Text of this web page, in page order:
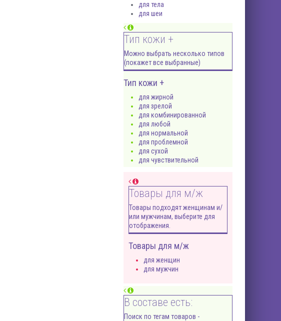
для тела
для шеи
Тип кожи +
Можно выбрать несколько типов
(покажет все выбранные)
Тип кожи +
для жирной
для зрелой
для комбинированной
для любой
для нормальной
для проблемной
для сухой
для чувствительной
Товары для м/ж
Товары подходят женщинам и/
или мужчинам, выберите для
отображения.
Товары для м/ж
для женщин
для мужчин
В составе есть:
Поиск по тегам товаров -